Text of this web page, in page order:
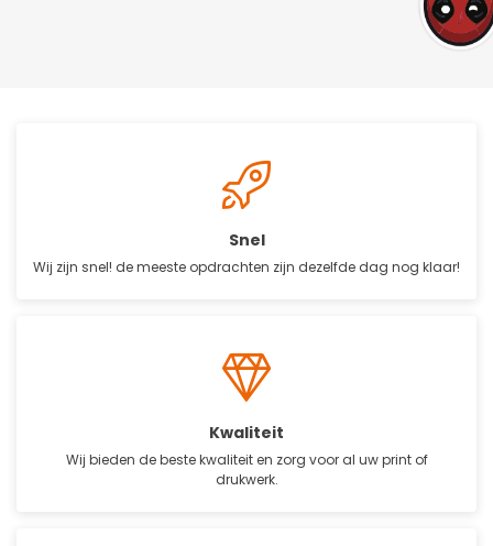
Snel
Wij zijn snel! de meeste opdrachten zijn dezelfde dag nog klaar!
Kwaliteit
Wij bieden de beste kwaliteit en zorg voor al uw print of
drukwerk.